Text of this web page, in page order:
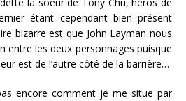
étant cependant bien présent
bizarre est que John Layman nous
les deux personnages puisque
est de l’autre côté de la barrière…
encore comment je me situe par